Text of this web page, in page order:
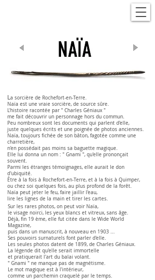
L a sorcière de Rochefort-en-Terre.
Naïa est une vraie sorcière, de source sûre.
L'histoire racontée par " Charles Géniaux "
me fait découvrir un personnage hors du commun.
Peu nombreux sont les documents qui parlent d'elle,
juste quelques écrits et une poignée de photos anciennes.
Naïa, toujours fichée de son bâton, fagotée comme une
charretière,
n'en possédait pas moins sa baguette magique.
Elle lui donna un nom : " Gnami ", qu'elle prononçait
souvent.
Parmi les étranges témoignages, elle aurait le don
d'ubiquité.
Être à la fois à Rochefort-en-Terre, et à la fois à Quimper,
ou chez soi quelques fois, au plus profond de la forêt.
Naïa peut jeter le feu, faire jaillir l'eau,
lire les lignes de la main et tirer les cartes.
Sur les rares photos, on peut voir Naïa,
le visage noirci, les yeux blancs et vitreux, sans âge.
Déjà, fin 19 ème, elle fut citée dans le Wide World
Magazine,
puis dans un manuscrit, à nouveau en 1903 ...
Ses pouvoirs surnaturels font parler d'elle.
Les seules photos datent de 1899, de Charles Géniaux.
La légende dit qu'elle serait immortelle
et pratiquerait l'art du balai volant.
" Gnami " ne manque pas de magnétisme.
Le mot magique est à l'intérieur,
comme un parchemin craquelé par le temps.